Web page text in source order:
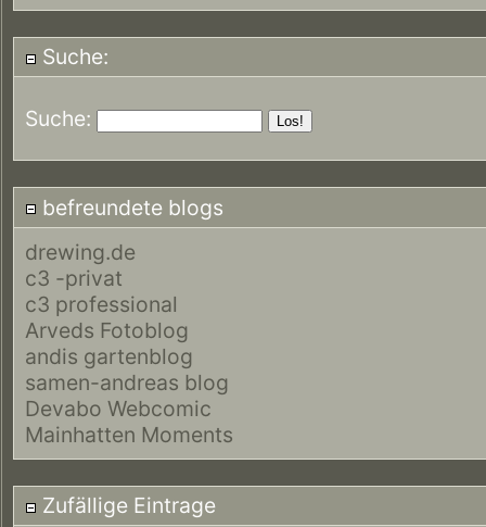
Suche:
Suche:
befreundete blogs
drewing.de
c3 -privat
c3 professional
Arveds Fotoblog
andis gartenblog
samen-andreas blog
Devabo Webcomic
Mainhatten Moments
Zufällige Eintrage